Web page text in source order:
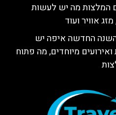
המלצות מה יש לעשות
אוויר ועוד
החדשה איפה יש
מיוחדים, מה פתוח